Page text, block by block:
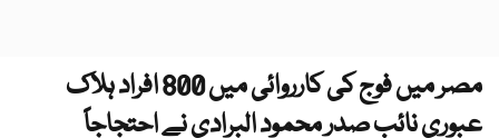
مصر میں فوج کی کارروائی میں 800 افراد ہلاک
عبوری نائب صدر محمود البرادی نے احتجاجاً